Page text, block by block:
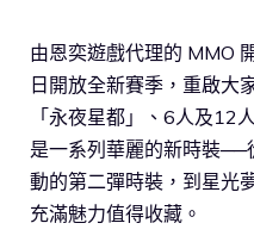
由恩奕遊戲代理的 MMO
日開放全新賽季，重啟大
「永夜星都」、6人及12
是一系列華麗的新時裝──
動的第二彈時裝，到星光
充滿魅力值得收藏。